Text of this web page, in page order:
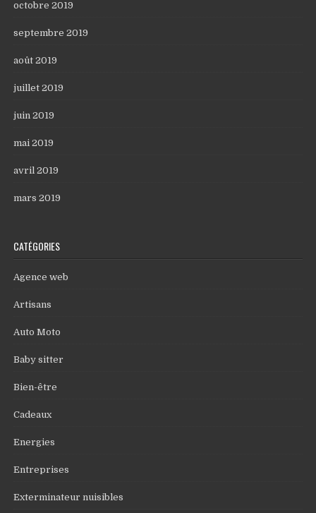
octobre 2019
septembre 2019
août 2019
juillet 2019
juin 2019
mai 2019
avril 2019
mars 2019
CATÉGORIES
Agence web
Artisans
Auto Moto
Baby sitter
Bien-être
Cadeaux
Energies
Entreprises
Exterminateur nuisibles